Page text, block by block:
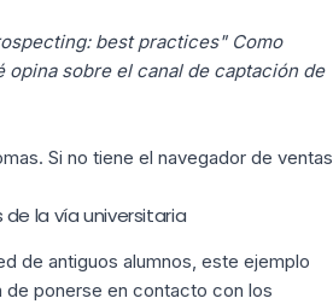
: best practices" Como
sobre el canal de captación de
Si no tiene el navegador de ventas
la vía universitaria
de antiguos alumnos, este ejemplo
de ponerse en contacto con los